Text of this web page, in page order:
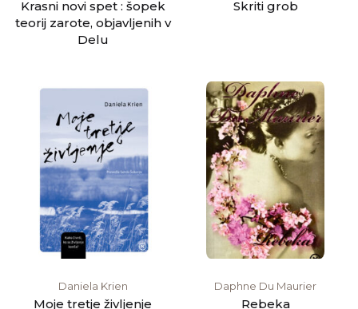
Krasni novi spet : šopek
teorij zarote, objavljenih v
Delu
Skriti grob
Daniela Krien
Moje tretje življenje
Daphne Du Maurier
Rebeka